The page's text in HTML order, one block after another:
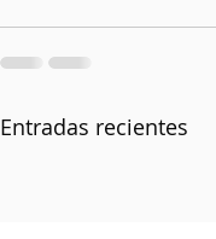
Entradas recientes